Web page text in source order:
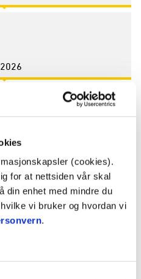
(cookies).
for at nettsiden vår skal
din enhet med mindre du
vi bruker og hvordan vi
.